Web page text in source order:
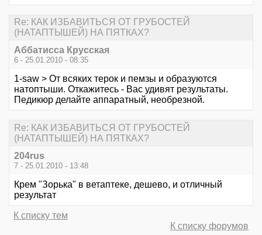
Re: КАК ИЗБАВИТЬСЯ ОТ ГРУБОСТЕЙ
(НАТАПТЫШЕЙ) НА ПЯТКАХ?
Аббатисса Крусская
6 - 25.01.2010 - 08:35
1-saw > От всяких терок и пемзы и образуются
натоптыши. Откажитесь - Вас удивят результаты.
Педикюр делайте аппаратный, необрезной.
Re: КАК ИЗБАВИТЬСЯ ОТ ГРУБОСТЕЙ
(НАТАПТЫШЕЙ) НА ПЯТКАХ?
204rus
7 - 25.01.2010 - 13:48
Крем "Зорька" в ветаптеке, дешево, и отличный
результат
К списку тем
К списку форумов